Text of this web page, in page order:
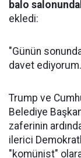
balo
ekledi:
"Günün
davet
Trump ve
Belediye
zaferinin
ilerici
"komünist"